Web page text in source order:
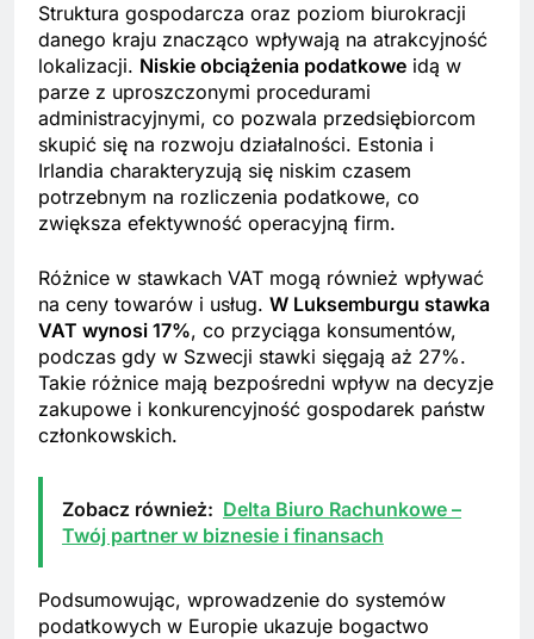
Struktura gospodarcza oraz poziom biurokracji
danego kraju znacząco wpływają na atrakcyjność
lokalizacji. Niskie obciążenia podatkowe idą w
parze z uproszczonymi procedurami
administracyjnymi, co pozwala przedsiębiorcom
skupić się na rozwoju działalności. Estonia i
Irlandia charakteryzują się niskim czasem
potrzebnym na rozliczenia podatkowe, co
zwiększa efektywność operacyjną firm.
Różnice w stawkach VAT mogą również wpływać
na ceny towarów i usług. W Luksemburgu stawka
VAT wynosi 17%, co przyciąga konsumentów,
podczas gdy w Szwecji stawki sięgają aż 27%.
Takie różnice mają bezpośredni wpływ na decyzje
zakupowe i konkurencyjność gospodarek państw
członkowskich.
Zobacz również: Delta Biuro Rachunkowe –
Twój partner w biznesie i finansach
Podsumowując, wprowadzenie do systemów
podatkowych w Europie ukazuje bogactwo